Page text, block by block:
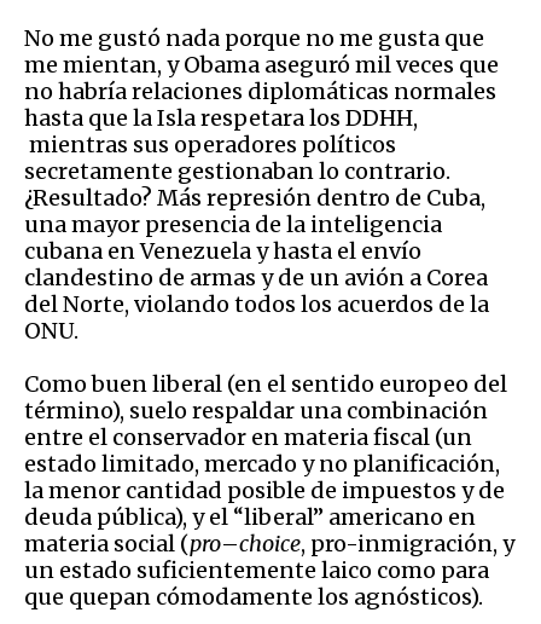
No me gustó nada porque no me gusta que
me mientan, y Obama aseguró mil veces que
no habría relaciones diplomáticas normales
hasta que la Isla respetara los DDHH,
mientras sus operadores políticos
secretamente gestionaban lo contrario.
¿Resultado? Más represión dentro de Cuba,
una mayor presencia de la inteligencia
cubana en Venezuela y hasta el envío
clandestino de armas y de un avión a Corea
del Norte, violando todos los acuerdos de la
ONU.
Como buen liberal (en el sentido europeo del
término), suelo respaldar una combinación
entre el conservador en materia fiscal (un
estado limitado, mercado y no planificación,
la menor cantidad posible de impuestos y de
deuda pública), y el “liberal” americano en
materia social (pro–choice, pro-inmigración, y
un estado suficientemente laico como para
que quepan cómodamente los agnósticos).